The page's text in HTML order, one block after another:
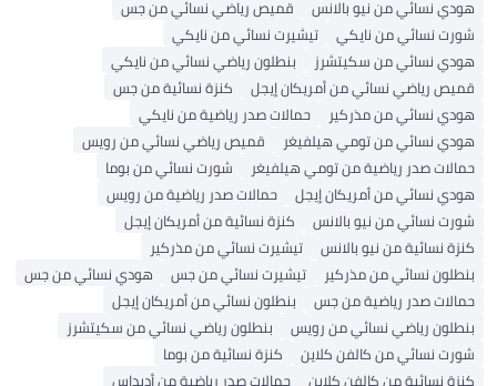
هودي نسائي من نيو بالانس
قميص رياضي نسائي من جس
شورت نسائي من نايكي
تيشيرت نسائي من نايكي
هودي نسائي من سكيتشرز
بنطلون رياضي نسائي من نايكي
قميص رياضي نسائي من أمريكان إيجل
كنزة نسائية من جس
هودي نسائي من مذركير
حمالات صدر رياضية من نايكي
هودي نسائي من تومي هيلفيغر
قميص رياضي نسائي من رويس
حمالات صدر رياضية من تومي هيلفيغر
شورت نسائي من بوما
هودي نسائي من أمريكان إيجل
حمالات صدر رياضية من رويس
شورت نسائي من نيو بالانس
كنزة نسائية من أمريكان إيجل
كنزة نسائية من نيو بالانس
تيشيرت نسائي من مذركير
بنطلون نسائي من مذركير
تيشيرت نسائي من جس
هودي نسائي من جس
حمالات صدر رياضية من جس
بنطلون نسائي من أمريكان إيجل
بنطلون رياضي نسائي من رويس
بنطلون رياضي نسائي من سكيتشرز
شورت نسائي من كالفن كلاين
كنزة نسائية من بوما
كنزة نسائية من كالفن كلاين
حمالات صدر رياضية من أديداس